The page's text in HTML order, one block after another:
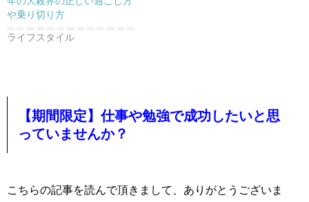
や乗り切り方
ライフスタイル
【期間限定】仕事や勉強で成功したいと思
っていませんか？
こちらの記事を読んで頂きまして、ありがとうございま